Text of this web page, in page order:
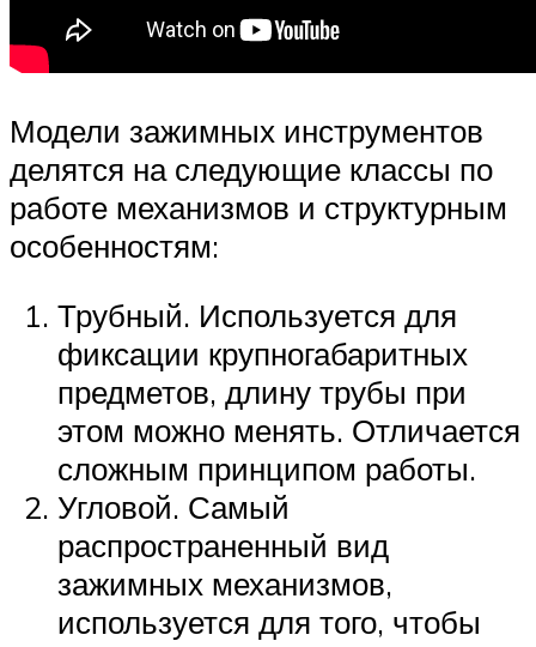
Модели зажимных инструментов
делятся на следующие классы по
работе механизмов и структурным
особенностям:
Трубный. Используется для
фиксации крупногабаритных
предметов, длину трубы при
этом можно менять. Отличается
сложным принципом работы.
Угловой. Самый
распространенный вид
зажимных механизмов,
используется для того, чтобы